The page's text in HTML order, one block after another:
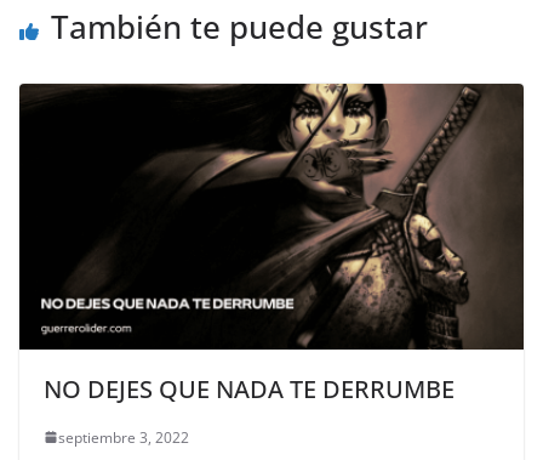
También te puede gustar
NO DEJES QUE NADA TE DERRUMBE
septiembre 3, 2022